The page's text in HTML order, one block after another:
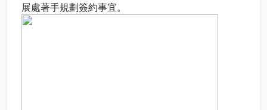
展處著手規劃簽約事宜。